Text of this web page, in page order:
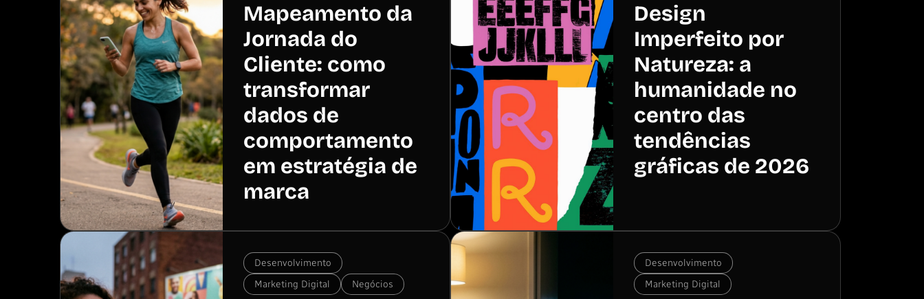
Mapeamento da
Jornada do
Cliente: como
transformar
dados de
comportamento
em estratégia de
marca
Design
Imperfeito por
Natureza: a
humanidade no
centro das
tendências
gráficas de 2026
Desenvolvimento
Marketing Digital
Negócios
Desenvolvimento
Marketing Digital